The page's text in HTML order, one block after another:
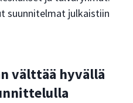
suunnitelmat julkaistiin
välttää hyvällä